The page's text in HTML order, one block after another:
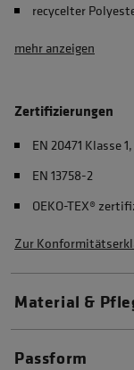
recycelter
mehr anzeigen
Zertifizierungen
EN 20471 Klasse
EN 13758-2
OEKO-TEX®
Zur
Material &
Passform